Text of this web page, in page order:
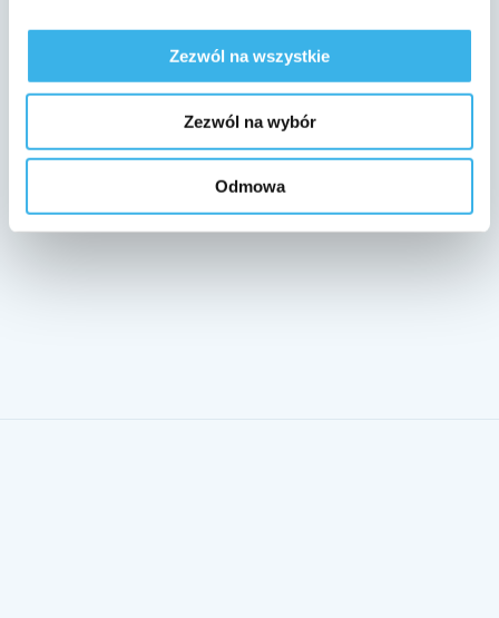
Zezwól na wszystkie
Zezwól na wybór
Odmowa
rekomendacje w aptekach